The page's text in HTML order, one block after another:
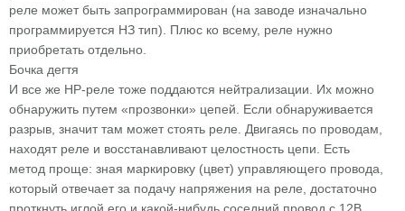
реле может быть запрограммирован (на заводе изначально
программируется НЗ тип). Плюс ко всему, реле нужно
приобретать отдельно.
Бочка дегтя
И все же НР-реле тоже поддаются нейтрализации. Их можно
обнаружить путем «прозвонки» цепей. Если обнаруживается
разрыв, значит там может стоять реле. Двигаясь по проводам,
находят реле и восстанавливают целостность цепи. Есть
метод проще: зная маркировку (цвет) управляющего провода,
который отвечает за подачу напряжения на реле, достаточно